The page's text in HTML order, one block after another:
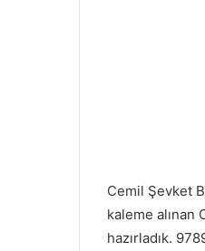
Cemil Şevket
kaleme alınan
hazırladık.